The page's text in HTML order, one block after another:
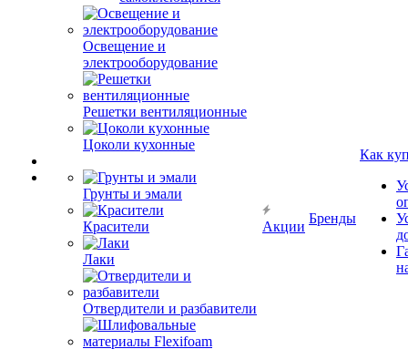
Освещение и
электрооборудование
Решетки вентиляционные
Цоколи кухонные
Грунты и эмали
Красители
Лаки
Отвердители и разбавители
Акции
Бренды
Как